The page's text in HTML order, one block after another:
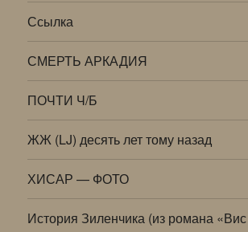
Ссылка
СМЕРТЬ АРКАДИЯ
ПОЧТИ Ч/Б
ЖЖ (LJ) десять лет тому назад
ХИСАР — ФОТО
История Зиленчика (из романа